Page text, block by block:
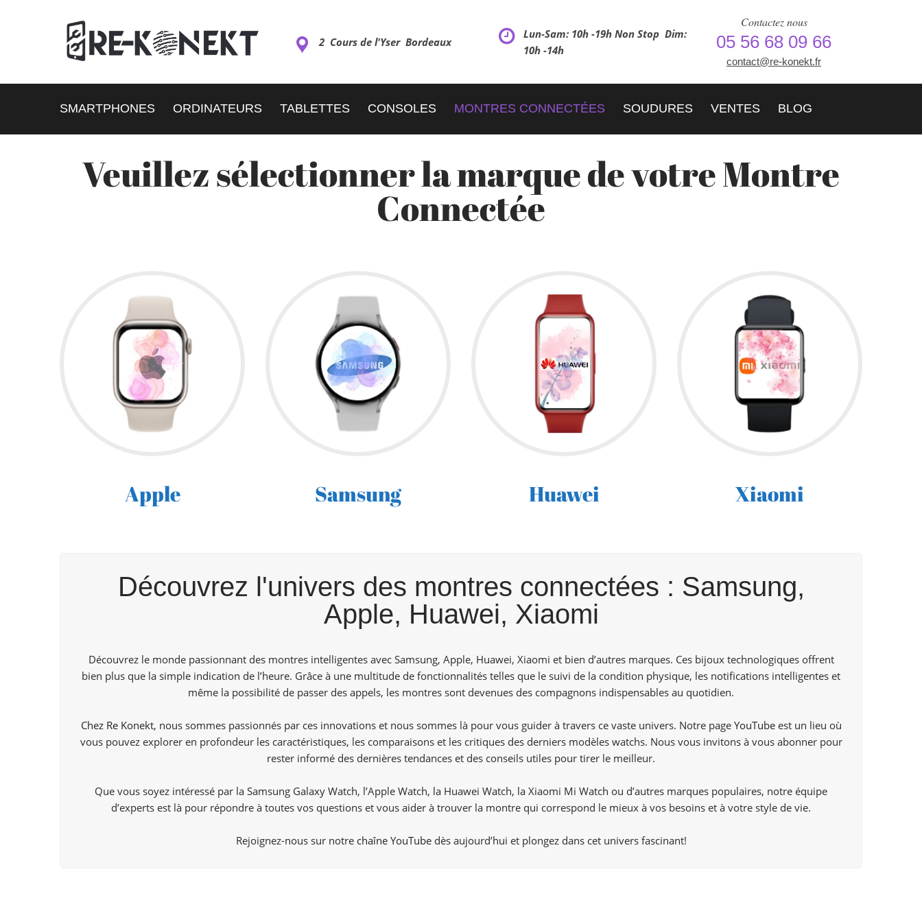
2 Cours de l'Yser Bordeaux
Lun-Sam: 10h -19h Non Stop Dim:
10h -14h
Contactez nous
05 56 68 09 66
contact@re-konekt.fr
SMARTPHONES ORDINATEURS TABLETTES CONSOLES MONTRES CONNECTÉES SOUDURES VENTES BLOG
Veuillez sélectionner la marque de votre Montre
Connectée
Apple Samsung Huawei Xiaomi
Découvrez l'univers des montres connectées : Samsung,
Apple, Huawei, Xiaomi
Découvrez le monde passionnant des montres intelligentes avec Samsung, Apple, Huawei, Xiaomi et bien d’autres marques. Ces bijoux technologiques offrent
bien plus que la simple indication de l’heure. Grâce à une multitude de fonctionnalités telles que le suivi de la condition physique, les notifications intelligentes et
même la possibilité de passer des appels, les montres sont devenues des compagnons indispensables au quotidien.
Chez Re Konekt, nous sommes passionnés par ces innovations et nous sommes là pour vous guider à travers ce vaste univers. Notre page YouTubeest un lieu où
vous pouvez explorer en profondeur les caractéristiques, les comparaisons et les critiques des derniers modèles watchs. Nous vous invitons à vous abonner pour
rester informé des dernières tendances et des conseils utiles pour tirer le meilleur.
Que vous soyez intéressé par la Samsung Galaxy Watch, l’Apple Watch, la Huawei Watch, la Xiaomi Mi Watch ou d’autres marques populaires, notre équipe
d’experts est là pour répondre à toutes vos questions et vous aider à trouver la montre qui correspond le mieux à vos besoins et à votre style de vie.
Rejoignez-nous sur notre chaîne YouTubedès aujourd’hui et plongez dans cet univers fascinant!